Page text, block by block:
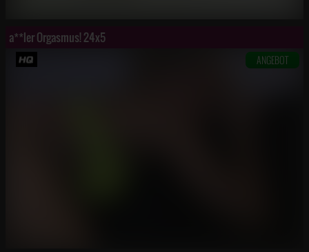
a**ler Orgasmus! 24x5
ANGEBOT